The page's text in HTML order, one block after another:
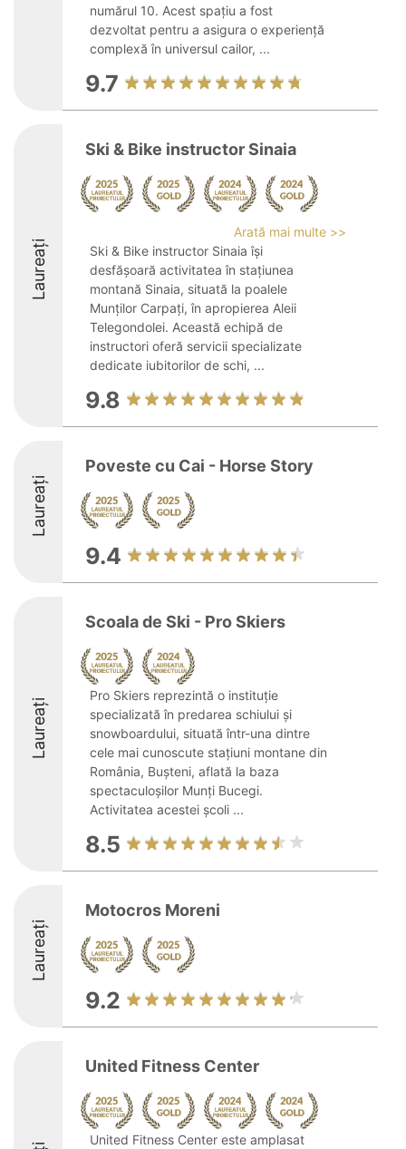
numărul 10. Acest spațiu a fost
dezvoltat pentru a asigura o experiență
complexă în universul cailor, ...
9.7
Laureați
Ski & Bike instructor Sinaia
Arată mai multe >>
Ski & Bike instructor Sinaia își
desfășoară activitatea în stațiunea
montană Sinaia, situată la poalele
Munților Carpați, în apropierea Aleii
Telegondolei. Această echipă de
instructori oferă servicii specializate
dedicate iubitorilor de schi, ...
9.8
Laureați
Poveste cu Cai - Horse Story
9.4
Laureați
Scoala de Ski - Pro Skiers
Pro Skiers reprezintă o instituție
specializată în predarea schiului și
snowboardului, situată într-una dintre
cele mai cunoscute stațiuni montane din
România, Bușteni, aflată la baza
spectaculoșilor Munți Bucegi.
Activitatea acestei școli ...
8.5
Laureați
Motocros Moreni
9.2
United Fitness Center
United Fitness Center este amplasat